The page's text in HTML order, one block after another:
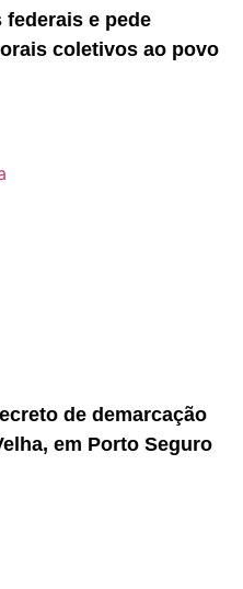
federais e pede
coletivos ao povo
de demarcação
em Porto Seguro